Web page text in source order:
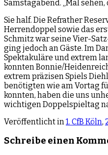
Samstagabend. „Mal
Sie half. Die Refrather
Herrendoppel sowie das
Schmitz war seine Vier-
ging jedoch an Gäste. Im
Spektakuläre und extrem
konnten Bonnie/
extrem präzisen Spiels
benötigten wie am Vortag
konnten, haben die uns
wichtigen Doppelspieltag
Veröffentlicht in 1. CfB Köln,
Schreibe einen